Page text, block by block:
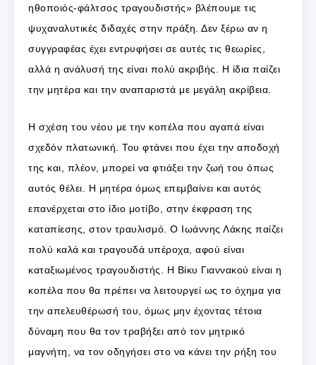
ηθοποιός-φάλτσος τραγουδιστής» βλέπουμε τις
ψυχαναλυτικές διδαχές στην πράξη. Δεν ξέρω αν η
συγγραφέας έχει εντρυφήσει σε αυτές τις θεωρίες,
αλλά η ανάλυσή της είναι πολύ ακριβής. Η ίδια παίζει
την μητέρα και την αναπαριστά με μεγάλη ακρίβεια.
Η σχέση του νέου με την κοπέλα που αγαπά είναι
σχεδόν πλατωνική. Του φτάνει που έχει την αποδοχή
της και, πλέον, μπορεί να φτιάξει την ζωή του όπως
αυτός θέλει. Η μητέρα όμως επεμβαίνει και αυτός
επανέρχεται στο ίδιο μοτίβο, στην έκφραση της
καταπίεσης, στον τραυλισμό. Ο Ιωάννης Λάκης παίζει
πολύ καλά και τραγουδά υπέροχα, αφού είναι
καταξιωμένος τραγουδιστής. Η Βίκυ Γιαννακού είναι η
κοπέλα που θα πρέπει να λειτουργεί ως το όχημα για
την απελευθέρωσή του, όμως μην έχοντας τέτοια
δύναμη που θα τον τραβήξει από τον μητρικό
μαγνήτη, να τον οδηγήσει στο να κάνει την ρήξη του